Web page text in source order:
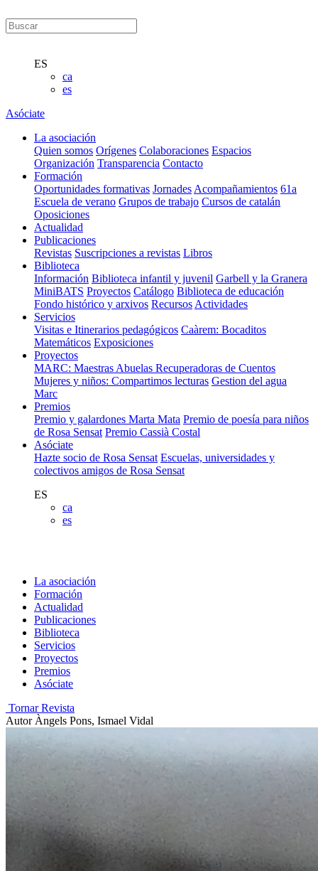
ES
ca
es
Asóciate
La asociación
Quien somos Orígenes Colaboraciones Espacios
Organización Transparencia Contacto
Formación
Oportunidades formativas Jornades Acompañamientos 61a
Escuela de verano Grupos de trabajo Cursos de catalán
Oposiciones
Actualidad
Publicaciones
Revistas Suscripciones a revistas Libros
Biblioteca
Información Biblioteca infantil y juvenil Garbell y la Granera
MiniBATS Proyectos Catálogo Biblioteca de educación
Fondo histórico y arxivos Recursos Actividades
Servicios
Visitas e Itinerarios pedagógicos Caàrem: Bocaditos
Matemáticos Exposiciones
Proyectos
MARC: Maestras Abuelas Recuperadoras de Cuentos
Mujeres y niños: Compartimos lecturas Gestion del agua
Marc
Premios
Premio y galardones Marta Mata Premio de poesía para niños
de Rosa Sensat Premio Cassià Costal
Asóciate
Hazte socio de Rosa Sensat Escuelas, universidades y
colectivos amigos de Rosa Sensat
ES
ca
es
La asociación
Formación
Actualidad
Publicaciones
Biblioteca
Servicios
Proyectos
Premios
Asóciate
Tornar Revista
Autor Àngels Pons, Ismael Vidal